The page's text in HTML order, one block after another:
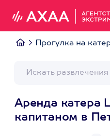
Прогулка на
Аренда катера
капитаном в